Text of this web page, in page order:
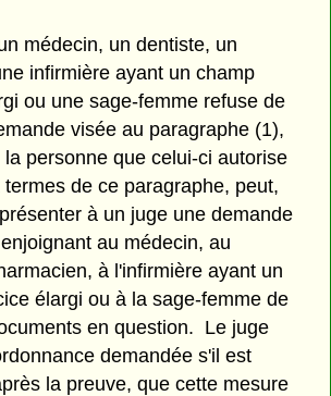
médecin, un dentiste, un
infirmière ayant un champ
ou une sage-femme refuse de
visée au paragraphe (1),
la personne que celui-ci autorise
de ce paragraphe, peut,
à un juge une demande
au médecin, au
à l'infirmière ayant un
élargi ou à la sage-femme de
en question. Le juge
demandée s'il est
la preuve, que cette mesure